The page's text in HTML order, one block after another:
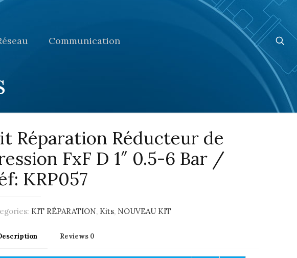
Communication
Réparation Réducteur de
FxF D 1″ 0.5-6 Bar /
KRP057
KIT RÉPARATION, Kits, NOUVEAU KIT
Reviews 0